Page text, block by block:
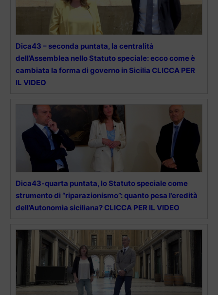
Dica43 – seconda puntata, la centralità
dell’Assemblea nello Statuto speciale: ecco come è
cambiata la forma di governo in Sicilia CLICCA PER
IL VIDEO
Dica43-quarta puntata, lo Statuto speciale come
strumento di “riparazionismo”: quanto pesa l’eredità
dell’Autonomia siciliana? CLICCA PER IL VIDEO